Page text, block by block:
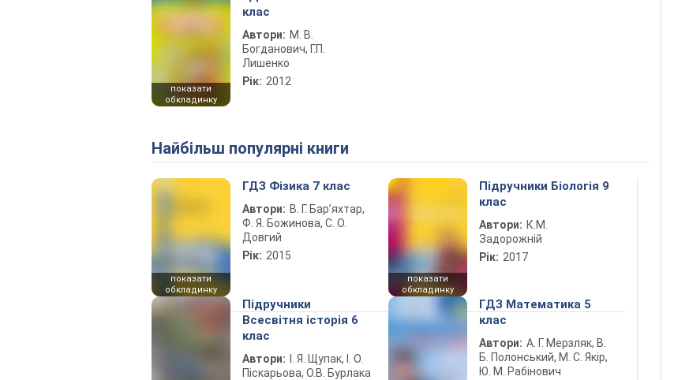
показати
обкладинку
клас
Автори: М. В.
Богданович, Г.П.
Лишенко
Рік: 2012
Найбільш популярні книги
показати
обкладинку
ГДЗ Фізика 7 клас
Автори: В. Г. Бар’яхтар,
Ф. Я. Божинова, С. О.
Довгий
Рік: 2015
показати
обкладинку
Підручники Біологія 9
клас
Автори: К.М.
Задорожній
Рік: 2017
Підручники
Всесвітня історія 6
клас
Автори:
І. Я. Щупак, І. О.
Піскарьова, О.В. Бурлака
ГДЗ Математика 5
клас
Автори: А. Г. Мерзляк, В.
Б. Полонський, М. С. Якір,
Ю. М. Рабінович